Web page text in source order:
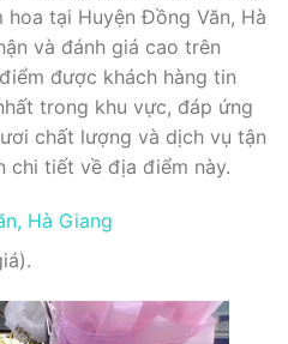
tại Huyện Đồng Văn, Hà
và đánh giá cao trên
được khách hàng tin
trong khu vực, đáp ứng
chất lượng và dịch vụ tận
chi tiết về địa điểm này.
Hà Giang